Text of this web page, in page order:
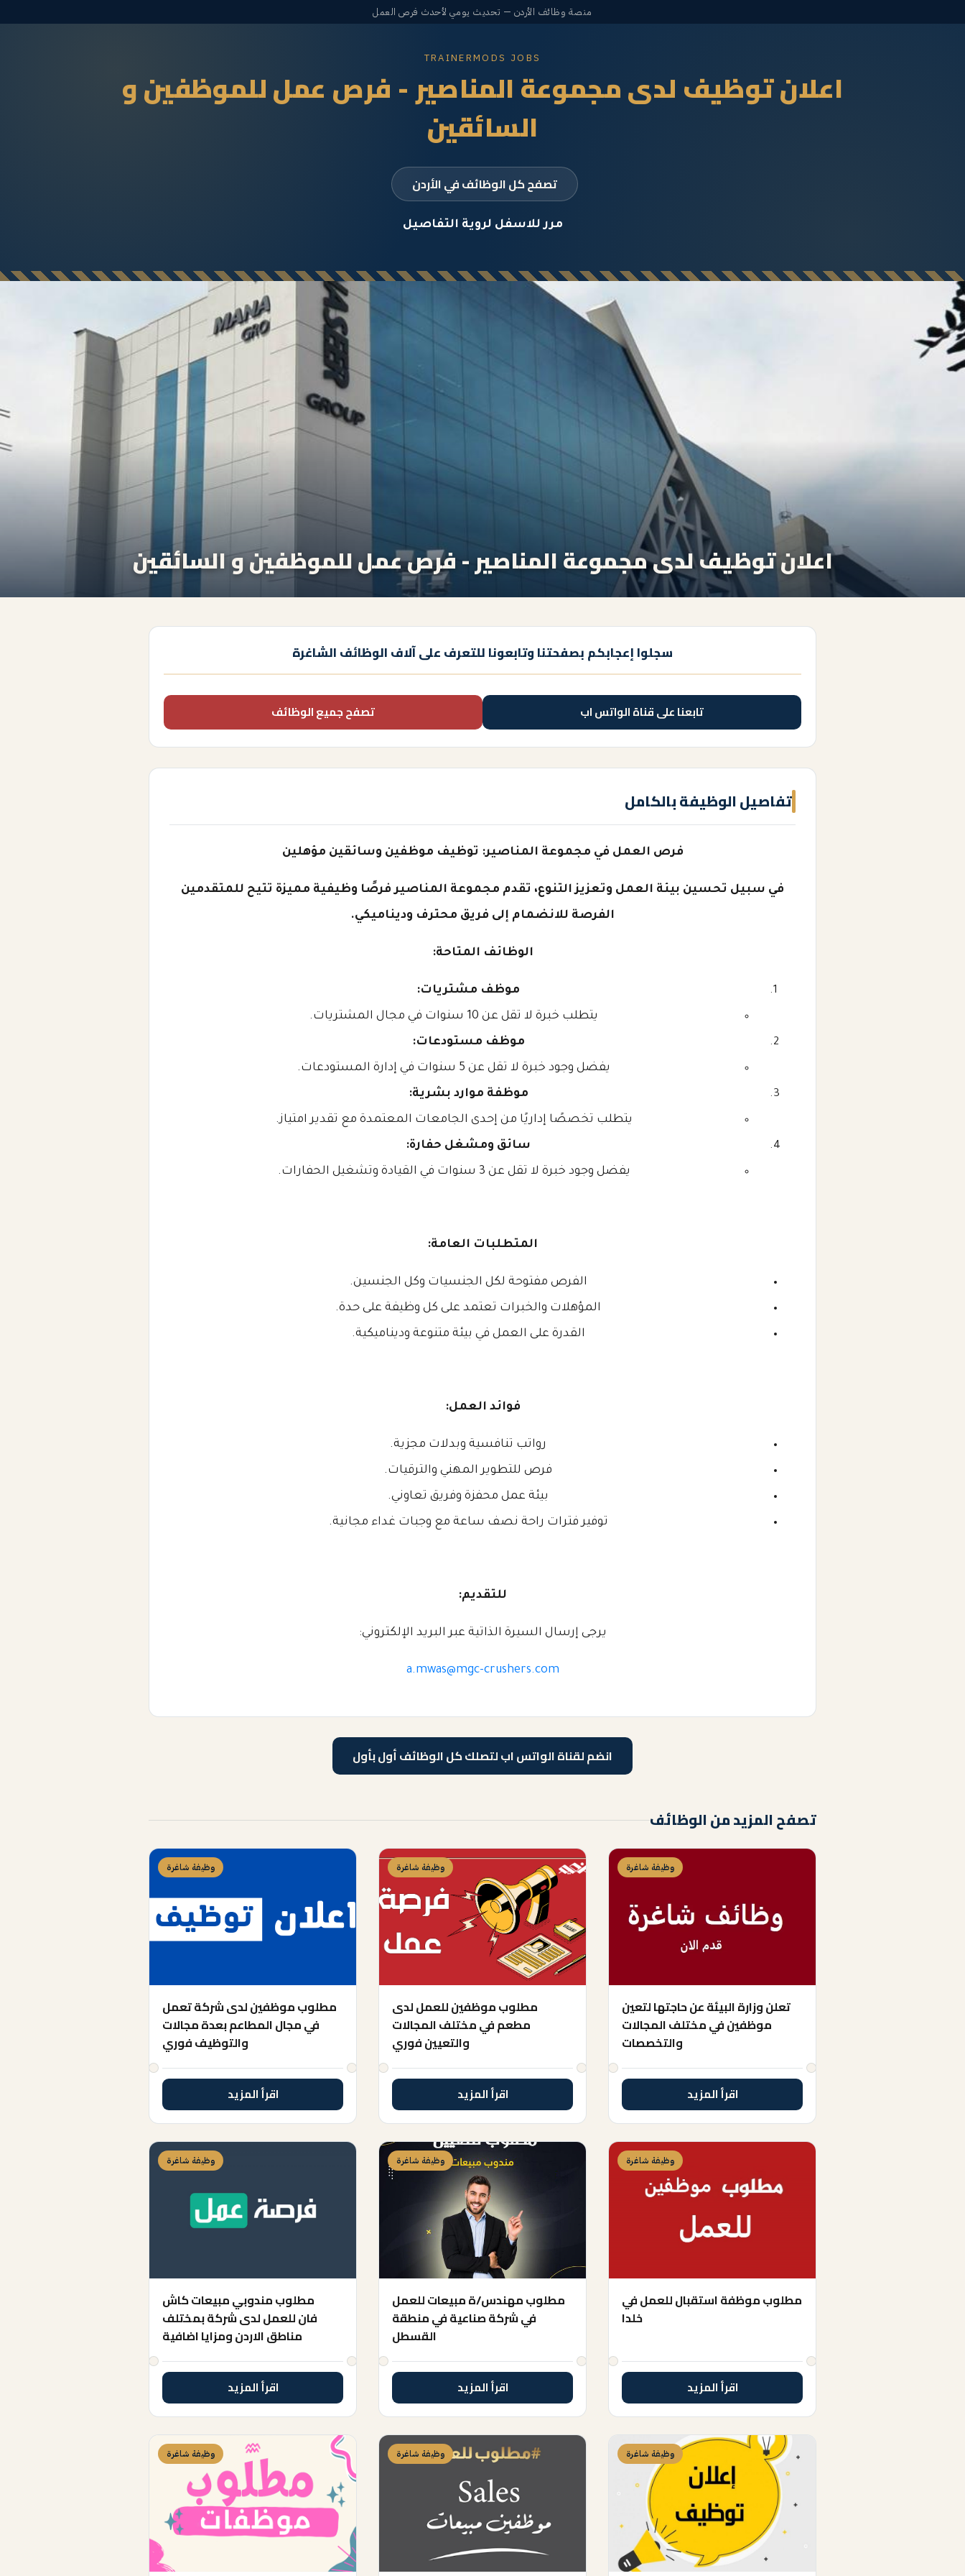
منصة وظائف الأردن — تحديث يومي لأحدث فرص العمل
TRAINERMODS JOBS
اعلان توظيف لدى مجموعة المناصير - فرص عمل للموظفين و
السائقين
تصفح كل الوظائف في الأردن
مرر للاسفل لروية التفاصيل
اعلان توظيف لدى مجموعة المناصير - فرص عمل للموظفين و السائقين
سجلوا إعجابكم بصفحتنا وتابعونا للتعرف على آلاف الوظائف الشاغرة
تابعنا على قناة الواتس اب تصفح جميع الوظائف
تفاصيل الوظيفة بالكامل
فرص العمل في مجموعة المناصير: توظيف موظفين وسائقين مؤهلين
في سبيل تحسين بيئة العمل وتعزيز التنوع، تقدم مجموعة المناصير فرصًا وظيفية مميزة تتيح للمتقدمين
الفرصة للانضمام إلى فريق محترف وديناميكي.
الوظائف المتاحة:
موظف مشتريات:
يتطلب خبرة لا تقل عن 10 سنوات في مجال المشتريات.
موظف مستودعات:
يفضل وجود خبرة لا تقل عن 5 سنوات في إدارة المستودعات.
موظفة موارد بشرية:
يتطلب تخصصًا إداريًا من إحدى الجامعات المعتمدة مع تقدير امتياز.
سائق ومشغل حفارة:
يفضل وجود خبرة لا تقل عن 3 سنوات في القيادة وتشغيل الحفارات.
المتطلبات العامة:
الفرص مفتوحة لكل الجنسيات وكل الجنسين.
المؤهلات والخبرات تعتمد على كل وظيفة على حدة.
القدرة على العمل في بيئة متنوعة وديناميكية.
فوائد العمل:
رواتب تنافسية وبدلات مجزية.
فرص للتطوير المهني والترقيات.
بيئة عمل محفزة وفريق تعاوني.
توفير فترات راحة نصف ساعة مع وجبات غداء مجانية.
للتقديم:
يرجى إرسال السيرة الذاتية عبر البريد الإلكتروني:
a.mwas@mgc-crushers.com
انضم لقناة الواتس اب لتصلك كل الوظائف أول بأول
تصفح المزيد من الوظائف
وظيفة شاغرة
تعلن وزارة البيئة عن حاجتها لتعين
موظفين في مختلف المجالات
والتخصصات
اقرأ المزيد
وظيفة شاغرة
مطلوب موظفين للعمل لدى
مطعم في مختلف المجالات
والتعيين فوري
اقرأ المزيد
وظيفة شاغرة
مطلوب موظفين لدى شركة تعمل
في مجال المطاعم بعدة مجالات
والتوظيف فوري
اقرأ المزيد
وظيفة شاغرة
مطلوب موظفة استقبال للعمل في
خلدا
اقرأ المزيد
وظيفة شاغرة
مطلوب مهندس/ة مبيعات للعمل
في شركة صناعية في منطقة
القسطل
اقرأ المزيد
وظيفة شاغرة
مطلوب مندوبي مبيعات كاش
فان للعمل لدى شركة بمختلف
مناطق الاردن ومزايا اضافية
اقرأ المزيد
وظيفة شاغرة وظيفة شاغرة وظيفة شاغرة